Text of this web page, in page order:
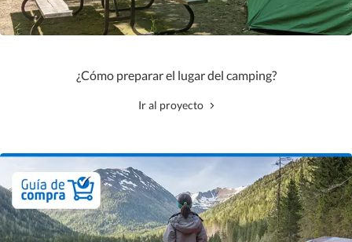
¿Cómo preparar el lugar del camping?
Ir al proyecto